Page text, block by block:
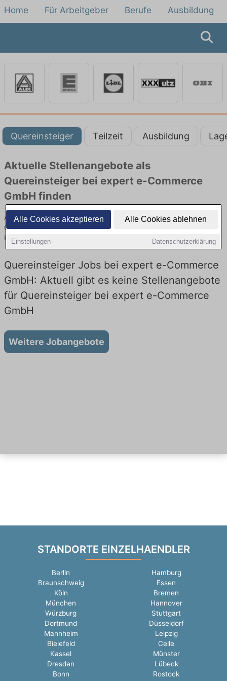
Alle Cookies akzeptieren Alle Cookies ablehnen
Einstellungen Datenschutzerklärung
Home Für Arbeitgeber Berufe Ausbildung
Quereinsteiger Teilzeit Ausbildung
Aktuelle Stellenangebote als
Quereinsteiger bei expert e-Commerce
GmbH finden
Aktuelle Stellenangebote als Quereinsteiger bei expert e-
Commerce GmbH! Jobs im Verkauf, als Fahrer, im Lager, an der
Kasse oder als Warenverräumer.
Quereinsteiger Jobs bei expert e-Commerce
GmbH: Aktuell gibt es keine Stellenangebote
für Quereinsteiger bei expert e-Commerce
GmbH
Weitere Jobangebote
STANDORTE EINZELHAENDLER
Berlin
Hamburg
Braunschweig
Essen
Köln
Bremen
München
Hannover
Würzburg
Stuttgart
Dortmund
Düsseldorf
Mannheim
Leipzig
Bielefeld
Celle
Kassel
Münster
Dresden
Lübeck
Bonn
Rostock